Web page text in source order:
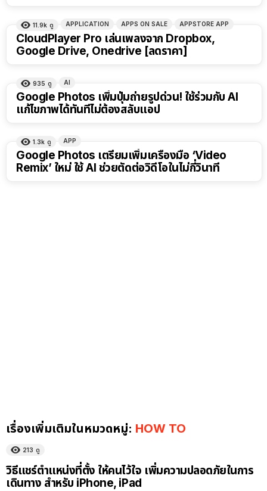
11.9k ดู APPLICATION APPS ON SALE APPSTORE APP
CloudPlayer Pro เล่นเพลงจาก Dropbox,
Google Drive, Onedrive [ลดราคา]
935 ดู AI
Google Photos เพิ่มปุ่มถ่ายรูปด่วน! ใช้ร่วมกับ AI
แก้ไขภาพได้ทันทีไม่ต้องสลับแอป
1.3k ดู APP
Google Photos เตรียมเพิ่มเครื่องมือ ‘Video
Remix’ ใหม่ ใช้ AI ช่วยตัดต่อวิดีโอในไม่กี่วินาที
เรื่องเพิ่มเติมในหมวดหมู่: HOW TO
213 ดู
วิธีแชร์ตำแหน่งที่ตั้ง ให้คนไว้ใจ เพิ่มความปลอดภัยในการ
เดินทาง สำหรับ iPhone, iPad